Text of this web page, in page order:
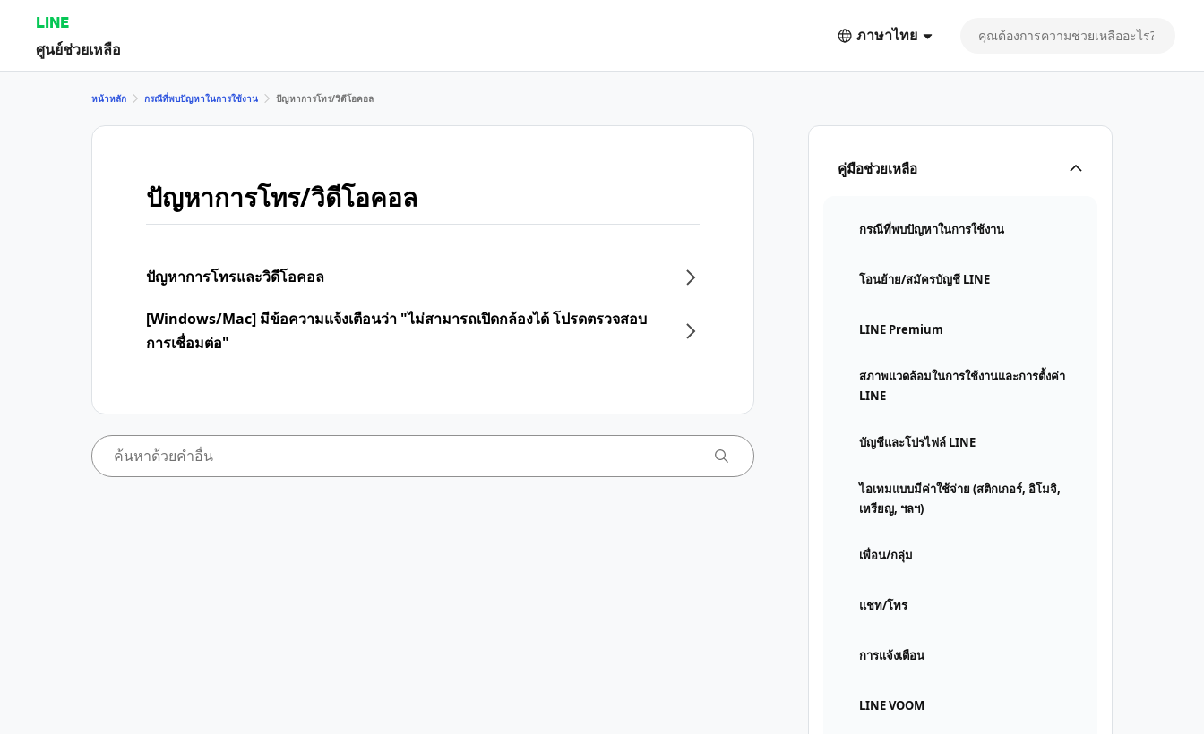
LINE
ศูนย์ช่วยเหลือ
ภาษาไทย
คู่มือช่วยเหลือ
กรณีที่พบปัญหาในการใช้งาน
โอนย้าย/สมัครบัญชี LINE
LINE Premium
สภาพแวดล้อมในการใช้งานและการตั้งค่า
LINE
บัญชีและโปรไฟล์ LINE
ไอเทมแบบมีค่าใช้จ่าย (สติกเกอร์, อิโมจิ,
เหรียญ, ฯลฯ)
เพื่อน/กลุ่ม
แชท/โทร
การแจ้งเตือน
LINE VOOM
หน้าหลัก กรณีที่พบปัญหาในการใช้งาน ปัญหาการโทร/วิดีโอคอล
ปัญหาการโทร/วิดีโอคอล
ปัญหาการโทรและวิดีโอคอล
[Windows/Mac] มีข้อความแจ้งเตือนว่า "ไม่สามารถเปิดกล้องได้ โปรดตรวจสอบ
การเชื่อมต่อ"